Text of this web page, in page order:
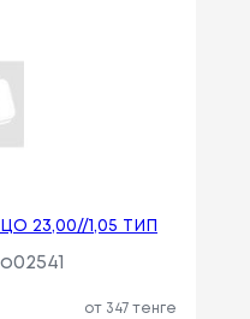
23,00//1,05 ТИП
от 347 тенге